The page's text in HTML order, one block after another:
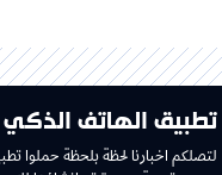
تطبيق الهاتف الذكي
لتصلكم اخبارنا لحظة بلحظة حملوا